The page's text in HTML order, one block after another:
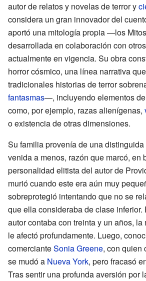
autor de relatos y novelas de terror y
considera un gran innovador del
aportó una mitología propia —los
desarrollada en colaboración con
actualmente en vigencia. Su obra
horror cósmico, una línea narrativa
tradicionales historias de terror
fantasmas—, incluyendo elementos
como, por ejemplo, razas alienígenas,
o existencia de otras dimensiones.
Su familia provenía de una
venida a menos, razón que marcó, en
personalidad elitista del autor de
murió cuando este era aún muy
sobreprotegió intentando que no se
que ella consideraba de clase inferior.
autor contaba con treinta y un años, la
le afectó profundamente. Luego,
comercianteSonia Greene, con quien
se mudó a Nueva York, pero fracasó
Tras sentir una profunda aversión por